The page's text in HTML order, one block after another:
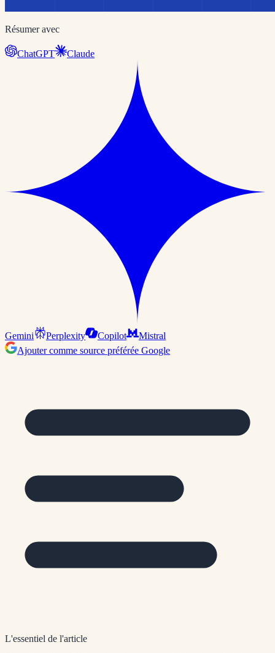
Résumer avec
ChatGPT Claude
Gemini Perplexity Copilot
Mistral
Ajouter comme source préférée Google
L'essentiel de l'article